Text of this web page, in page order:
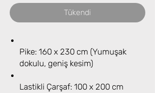
Tükendi
Pike: 160 x 230 cm (Yumuşak
dokulu, geniş kesim)
Lastikli Çarşaf: 100 x 200 cm